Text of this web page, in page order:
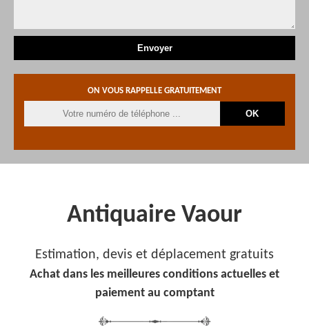
ON VOUS RAPPELLE GRATUITEMENT
Antiquaire Vaour
Estimation, devis et déplacement gratuits
Achat dans les meilleures conditions actuelles et
paiement au comptant